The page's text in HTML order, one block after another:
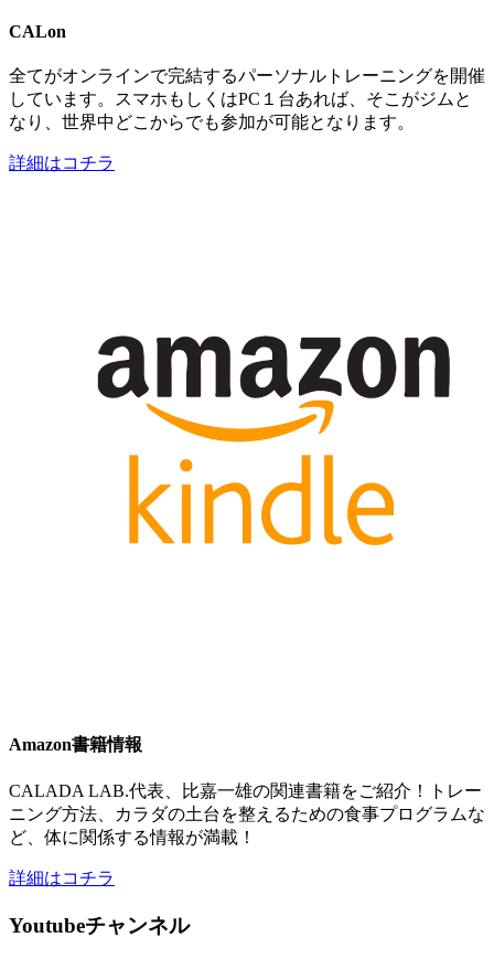
CALon
全てがオンラインで完結するパーソナルトレーニングを開催
しています。スマホもしくはPC１台あれば、そこがジムと
なり、世界中どこからでも参加が可能となります。
詳細はコチラ
Amazon書籍情報
CALADA LAB.代表、比嘉一雄の関連書籍をご紹介！トレー
ニング方法、カラダの土台を整えるための食事プログラムな
ど、体に関係する情報が満載！
詳細はコチラ
Youtubeチャンネル